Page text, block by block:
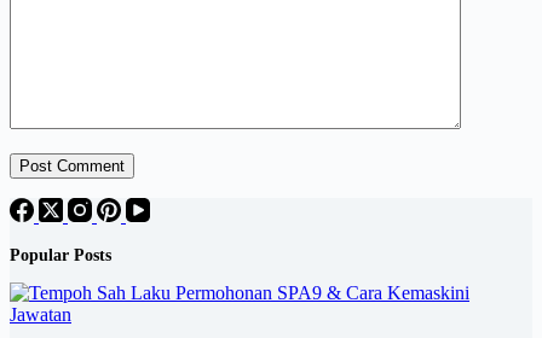
Post Comment
Popular Posts